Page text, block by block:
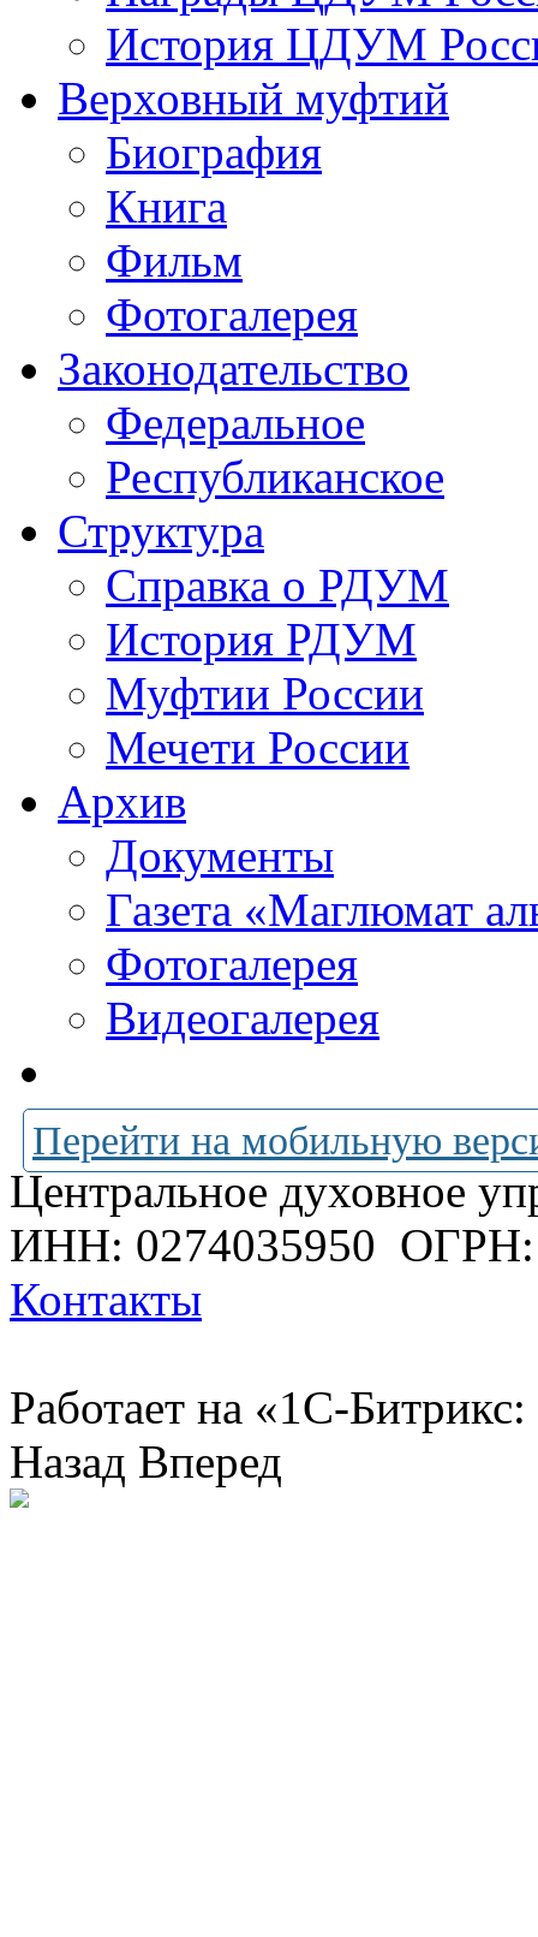
История ЦДУМ
Верховный муфтий
Биография
Книга
Фильм
Фотогалерея
Законодательство
Федеральное
Республиканское
Структура
Справка о РДУМ
История РДУМ
Муфтии России
Мечети России
Архив
Документы
Газета «Маглюмат
Фотогалерея
Видеогалерея
Перейти на мобильную
Центральное духовное
ИНН: 0274035950 ОГРН:
Контакты
Работает на «1С-
Назад Вперед